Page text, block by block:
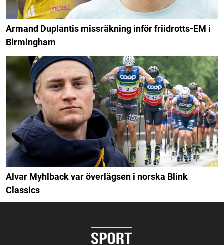
Armand Duplantis missräkning inför friidrotts-EM i
Birmingham
Alvar Myhlback var överlägsen i norska Blink
Classics